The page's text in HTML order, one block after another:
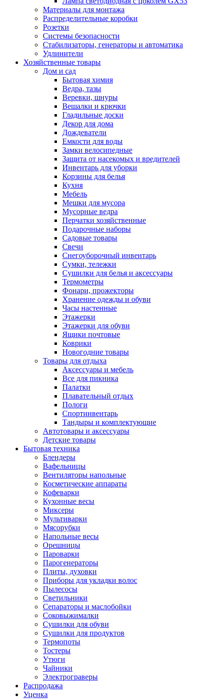
Материалы для монтажа
Распределительные коробки
Розетки
Системы безопасности
Стабилизаторы, генераторы и автоматика
Удлинители
Хозяйственные товары
Дом и сад
Бытовая химия
Ведра, тазы
Веревки, шнуры
Вешалки и крючки
Гладильные доски
Декор для дома
Дождеватели
Емкости для воды
Замки велосипедные
Защита от насекомых и вредителей
Инвентарь для уборки
Корзины для белья
Кухня
Мебель
Мешки для мусора
Мусорные ведра
Перчатки хозяйственные
Подарочные наборы
Садовые товары
Свечи
Снегоуборочный инвентарь
Сумки, тележки
Сушилки для белья и аксессуары
Термометры
Фонари, прожекторы
Хранение одежды и обуви
Часы настенные
Этажерки
Этажерки для обуви
Ящики почтовые
Коврики
Новогодние товары
Товары для отдыха
Аксессуары и мебель
Все для пикника
Палатки
Плавательный отдых
Пологи
Спортинвентарь
Тандыры и комплектующие
Автотовары и аксессуары
Детские товары
Бытовая техника
Блендеры
Вафельницы
Вентиляторы напольные
Косметические аппараты
Кофеварки
Кухонные весы
Миксеры
Мультиварки
Мясорубки
Напольные весы
Орешницы
Пароварки
Парогенераторы
Плиты, духовки
Приборы для укладки волос
Пылесосы
Светильники
Сепараторы и маслобойки
Соковыжималки
Сушилки для обуви
Сушилки для продуктов
Термопоты
Тостеры
Утюги
Чайники
Электрограверы
Распродажа
Уценка